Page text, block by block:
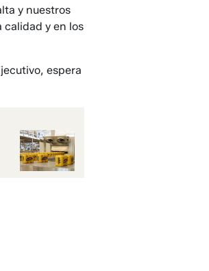
y nuestros
calidad y en los
espera